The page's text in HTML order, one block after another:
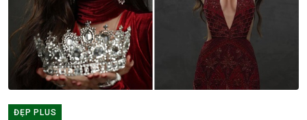
ĐẸP PLUS